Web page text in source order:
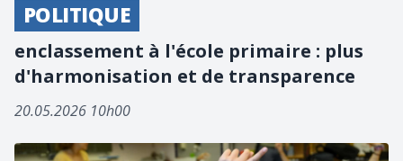
POLITIQUE
enclassement à l'école primaire : plus
d'harmonisation et de transparence
20.05.2026 10h00